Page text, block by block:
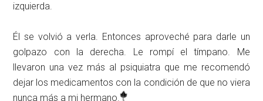
izquierda.
Él se volvió a verla. Entonces aproveché para darle un
golpazo con la derecha. Le rompí el tímpano. Me
llevaron una vez más al psiquiatra que me recomendó
dejar los medicamentos con la condición de que no viera
nunca más a mi hermano.